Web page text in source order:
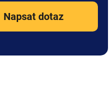
Napsat dotaz